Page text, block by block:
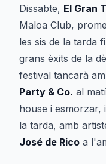
Dissabte, El Gran
Maloa Club,
les sis de la tarda
grans èxits de la
festival tancarà
Party & Co. al
house i esmorzar,
la tarda, amb
José de Rico a